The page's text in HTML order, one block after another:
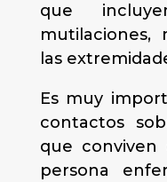
que
mutilaciones,
las
Es muy
contactos
que
persona